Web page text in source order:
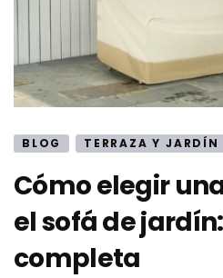
BLOG TERRAZA Y JARDÍN
Cómo elegir
el sofá de
completa